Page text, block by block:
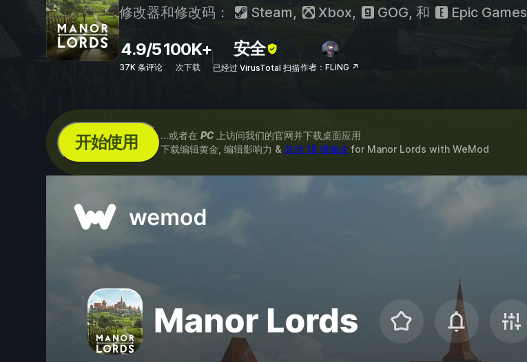
修改器和修改码： Steam, Xbox, GOG, 和 Epic Games
4.9/5
37K 条评论
100K+
次下载
安全
已经过 VirusTotal 扫描作者：FLiNG ↗
开始使用 ...或者在 PC上访问我们的官网并下载桌面应用
下载编辑黄金, 编辑影响力 & 其他 18 项修改 for Manor Lords with WeMod